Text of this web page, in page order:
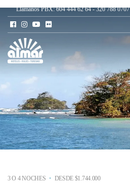
Llámanos PBX: 604 444 62 64 - 320 788 0707
3 O 4 NOCHES DESDE $1.744.000